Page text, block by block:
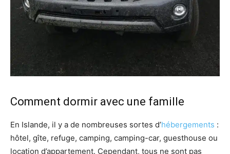
Comment dormir avec une famille
En Islande, il y a de nombreuses sortes d’hébergements :
hôtel, gîte, refuge, camping, camping-car, guesthouse ou
location d’appartement. Cependant, tous ne sont pas